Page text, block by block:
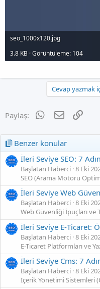
seo_1000x120.jpg
3.8 KB · Görüntüleme: 104
Cevap yazmak
Paylaş: WhatsApp
E-posta
Benzer konular
İleri Seviye SEO: 7
Başlatan Haberci 8 Eki
SEO (Arama Motoru
İleri Seviye Web
Başlatan Haberci 8 Eki
Web Güvenliği İpuçları ve
İleri Seviye E‑Ticaret:
Başlatan Haberci 8 Eki
E-Ticaret Platformları ve
İleri Seviye Cms: 7
Başlatan Haberci 8 Eki
İçerik Yönetimi Sistemleri